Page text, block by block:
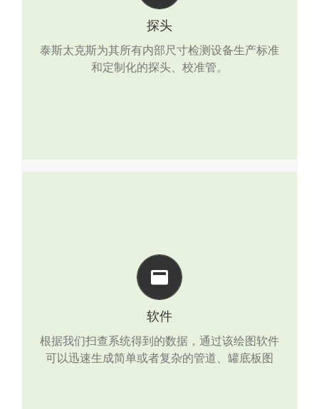
探头
泰斯太克斯为其所有内部尺寸检测设备生产标准
和定制化的探头、校准管。
远场涡流探头
涡流/MagWave检测探头
软件
根据我们扫查系统得到的数据，通过该绘图软件
可以迅速生成简单或者复杂的管道、罐底板图
软件
根据我们扫查系统得到的数据，通过该绘图软件
可以迅速生成简单或者复杂的管道、罐底板图
点击查看产品详情